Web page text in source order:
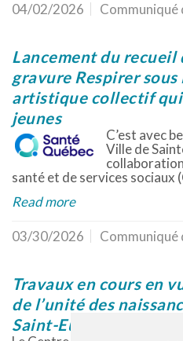
04/02/2026 Communiqué
Lancement du recueil
gravure Respirer sous
artistique collectif
jeunes
C’est avec
Ville de
santé et de services sociaux
Read more
03/30/2026 Communiqué
Travaux en cours en
de l’unité des
Saint-Eustache